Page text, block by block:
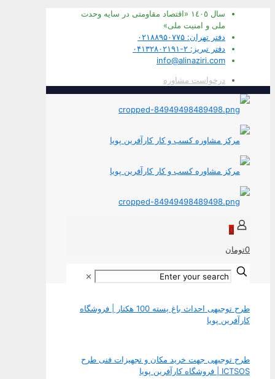
سال ١٤٠٥ «اقتصاد مقاومتی در سايه وحدت
ملی و امنيت ملی»
دفتر تهران: ۰۲۱۸۸۹۵۰۷۷۵
دفتر تبریز: ۲-۰۴۱۳۲۸۰۲۱۹۱
info@alinaziri.com
درخواست مشاوره
0
طرح توجیهی احداث باغ پسته 100 هکتار | فروشگاه
کارآفرین پویا
طرح توجيهی جهت خرید مکان و تجهيزات فنی طرح
ICTSOS | فروشگاه کارآفرین پویا